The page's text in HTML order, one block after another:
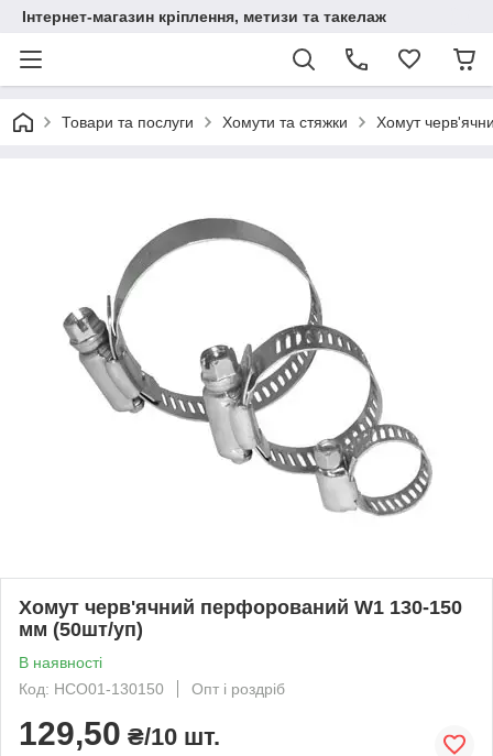
Інтернет-магазин кріплення, метизи та такелаж
Товари та послуги Хомути та стяжки Хомут
Хомут черв'ячний перфорований W1 130-150
мм (50шт/уп)
В наявності
Код: HCО01-130150
Опт і роздріб
129,50 ₴/10 шт.